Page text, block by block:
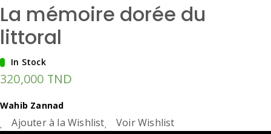
La mémoire dorée du
littoral
In Stock
320,000 TND
Wahib Zannad
Ajouter à la Wishlist Voir Wishlist